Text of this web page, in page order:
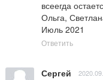
всеегда
Ольга,
Июль 2021
Ответить
Сергей